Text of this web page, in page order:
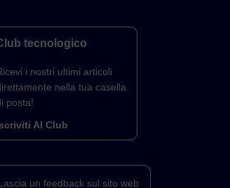
tecnologico
i nostri ultimi articoli
nella tua casella
posta!
Al Club
un feedback sul sito web